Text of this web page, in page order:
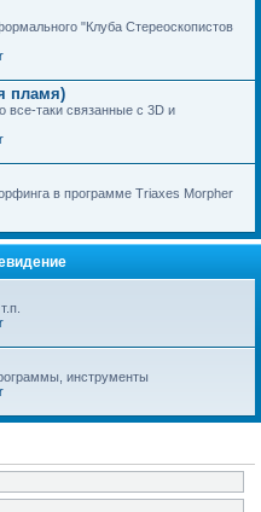
"Клуба Стереоскопистов
пламя)
таки связанные с 3D и
в программе Triaxes Morpher
инструменты